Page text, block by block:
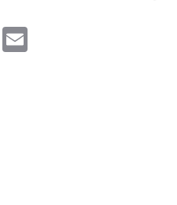
WhatsApp